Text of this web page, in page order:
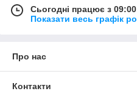
Сьогодні працює з
Показати весь графік
Про нас
Контакти